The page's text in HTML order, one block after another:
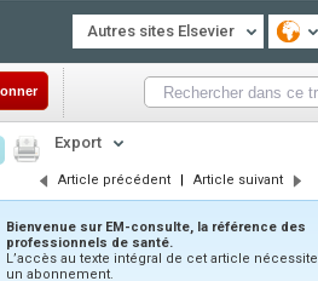
Autres sites Elsevier
Export
Article précédent | Article suivant
Bienvenue sur EM-consulte, la référence des
professionnels de santé.
L’accès au texte intégral de cet article nécessite
un abonnement.